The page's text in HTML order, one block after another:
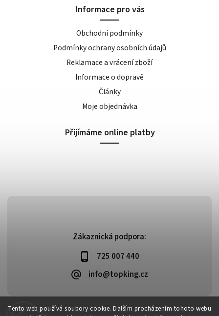
Tento web používá soubory cookie. Dalším procházením tohoto webu
Zákaznická podpora:
725 007 440
info@topking.cz
Informace pro vás
Obchodní podmínky
Podmínky ochrany osobních údajů
Reklamace a vrácení zboží
Informace o dopravě
Články
Moje objednávka
Přijímáme online platby